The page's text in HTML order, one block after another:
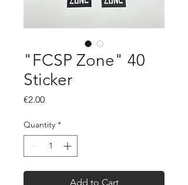
"FCSP Zone" 40
Sticker
€2.00Price
Quantity *
Add to Cart